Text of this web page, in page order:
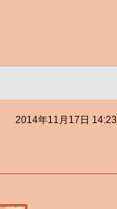
2014年11月17日 14:23